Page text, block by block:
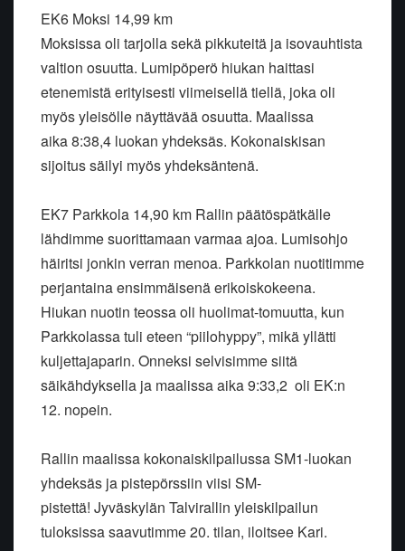
EK6 Moksi 14,99 km
Moksissa oli tarjolla sekä pikkuteitä ja isovauhtista
valtion osuutta. Lumipöperö hiukan haittasi
etenemistä erityisesti viimeisellä tiellä, joka oli
myös yleisölle näyttävää osuutta. Maalissa
aika 8:38,4 luokan yhdeksäs. Kokonaiskisan
sijoitus säilyi myös yhdeksäntenä.
EK7 Parkkola 14,90 km Rallin päätöspätkälle
lähdimme suorittamaan varmaa ajoa. Lumisohjo
häiritsi jonkin verran menoa. Parkkolan nuotitimme
perjantaina ensimmäisenä erikoiskokeena.
Hiukan nuotin teossa oli huolimat-tomuutta, kun
Parkkolassa tuli eteen “piilohyppy”, mikä yllätti
kuljettajaparin. Onneksi selvisimme siitä
säikähdyksella ja maalissa aika 9:33,2 oli EK:n
12. nopein.
Rallin maalissa kokonaiskilpailussa SM1-luokan
yhdeksäs ja pistepörssiin viisi SM-
pistettä! Jyväskylän Talvirallin yleiskilpailun
tuloksissa saavutimme 20. tilan, iloitsee Kari.